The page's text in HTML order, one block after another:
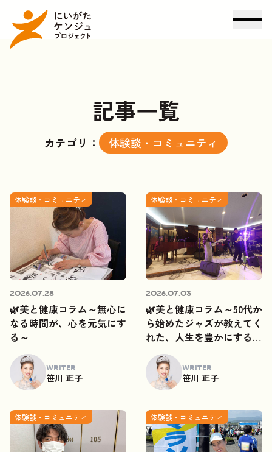
記事一覧
カテゴリ： 体験談・コミュニティ
体験談・コミュニティ
2026.07.28
🌿美と健康コラム～無心に
なる時間が、心を元気にす
る～
WRITER
笹川 正子
体験談・コミュニティ
2026.07.03
🌿美と健康コラム～50代か
ら始めたジャズが教えてく
れた、人生を豊かにするご
縁～📯✨
WRITER
笹川 正子
体験談・コミュニティ 体験談・コミュニティ